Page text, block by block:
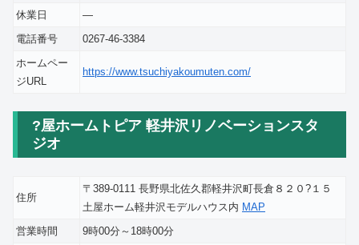
休業日
―
電話番号
0267-46-3384
ホームペー
ジURL
https://www.tsuchiyakoumuten.com/
?屋ホームトピア 軽井沢リノベーションスタ
ジオ
住所
〒389-0111 長野県北佐久郡軽井沢町長倉８２０?１５
土屋ホーム軽井沢モデルハウス内 MAP
営業時間
9時00分～18時00分